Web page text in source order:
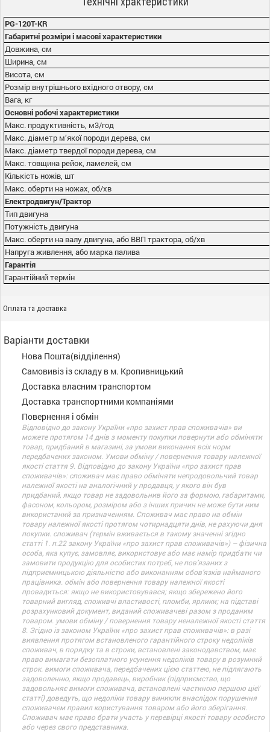
PG-120T-KR
Габаритні розміри і масові характеристики
Довжина, см
Ширина, см
Висота, см
Розмір внутрішнього вхідного отвору, см
Вага, кг
Основні робочі характеристики
Макс. продуктивність, м3/год
Макс. діаметр м’якої породи дерева, см
Макс. діаметр твердої породи дерева, см
Макс. товщина рейок, ламелей, см
Кількість ножів, шт
Макс. оберти на ножах, об/хв
Електродвигун/Трактор
Тип двигуна
Потужність двигуна
Макс. оберти на валу двигуна, або ВВП трактора, об/хв
Напруга живлення, або марка палива
Гарантія
Гарантійний термін
Оплата та доставка
Варіанти доставки
Нова Пошта(відділення)
Самовивіз із складу в м. Кропивницький
Доставка власним транспортом
Доставка транспортними компаніями
Повернення і обмін
Відповідно до закону України «про захист прав споживачів» ви
можете протягом 14 днів з моменту покупки повернути або обміняти
товар, придбаний в магазині, за умови виконання всіх норм
передбачених законом. Умови обміну / повернення товару належної
якості стаття 9. Відповідно до закону України «про захист прав
споживачів»: споживач має право обміняти непродовольчий товар
належної якості на аналогічний у продавця, у якого він був
придбаний, якщо товар не задовольнив його за формою, габаритами,
фасоном, кольором, розміром або з інших причин не може бути ним
використаний за призначенням. Споживач має право на обмін
товару належної якості протягом чотирнадцяти днів, не рахуючи дня
покупки. споживач (термін вживається в такому значенні згідно
статті 1. п.22 закону України «про захист прав споживачів») – фізична
особа, яка купує, замовляє, використовує або має намір придбати чи
замовити продукцію для особистих потреб, не пов’язаних з
підприємницькою діяльністю або виконанням обов’язків найманого
працівника. обмін або повернення товару належної якості
провадиться: якщо не використовувався; якщо збережено його
товарний вигляд, споживчі властивості, пломби, ярлики; на підставі
розрахунковий документ, виданий споживачеві разом з проданим
товаром. умови обміну / повернення товару неналежної якості стаття
8. Згідно із законом України «про захист прав споживачів»: в разі
виявлення протягом встановленого гарантійного строку недоліків
споживач, в порядку та в строки, встановлені законодавством, має
право вимагати безоплатного усунення недоліків товару в розумний
строк. вимоги споживача, передбачених цією статтею, не підлягають
задоволенню, якщо продавець, виробник (підприємство, що
задовольняє вимоги споживача, встановлені частиною першою цієї
статті) доведуть, що недоліки товару виникли внаслідок порушення
споживачем правил користування товаром або його зберігання.
Споживач має право брати участь у перевірці якості товару особисто
або через свого представника.